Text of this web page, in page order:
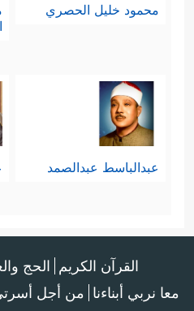
محمود خليل الحصري
عبدالباسط عبدالصمد
القرآن الكريم الحج
معا نربي أبناءنا من أجل